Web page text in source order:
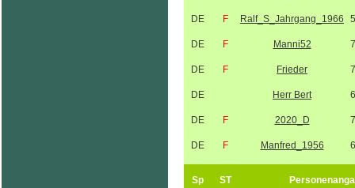
DE F Ralf_S_Jahrgang_1966
DE F Manni52
DE F Frieder
DE Herr Bert
DE F 2020_D
DE F Manfred_1956
Sp ST